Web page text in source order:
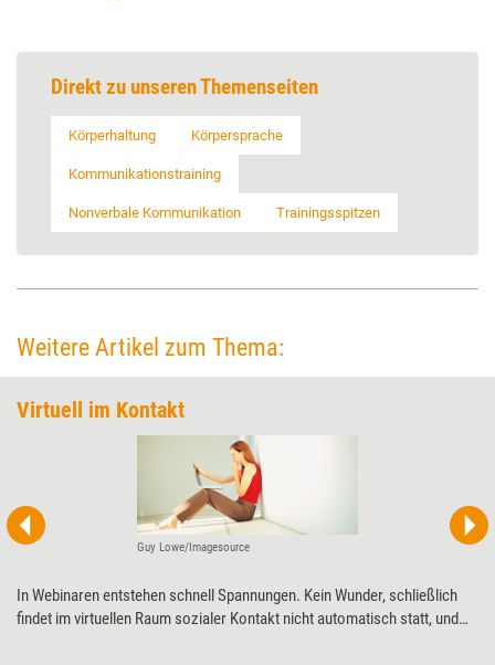
Direkt zu unseren Themenseiten
Körperhaltung Körpersprache
Kommunikationstraining
Nonverbale Kommunikation Trainingsspitzen
Weitere Artikel zum Thema:
Virtuell im Kontakt
Guy Lowe/Imagesource
In Webinaren entstehen schnell Spannungen. Kein Wunder, schließlich
findet im virtuellen Raum sozialer Kontakt nicht automatisch statt, und